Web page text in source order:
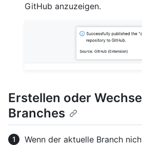
GitHub anzuzeigen.
Erstellen oder
Branches
Wenn der aktuelle Branch